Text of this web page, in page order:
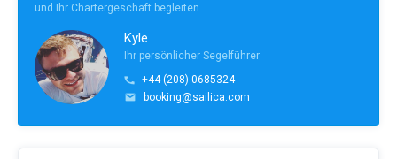
und Ihr Chartergeschäft begleiten.
Kyle
Ihr persönlicher Segelführer
+44 (208) 0685324
booking@sailica.com